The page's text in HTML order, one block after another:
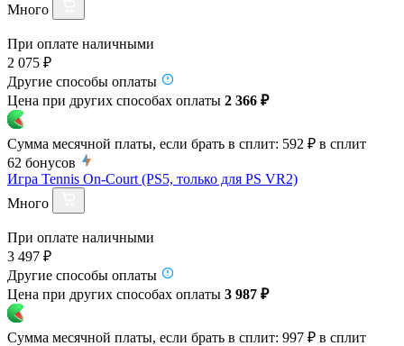
Много
При оплате наличными
2 075 ₽
Другие способы оплаты
Цена при других способах оплаты 2 366 ₽
Сумма месячной платы, если брать в сплит: 592 ₽ в сплит
62 бонусов
Игра Tennis On-Court (PS5, только для PS VR2)
Много
При оплате наличными
3 497 ₽
Другие способы оплаты
Цена при других способах оплаты 3 987 ₽
Сумма месячной платы, если брать в сплит: 997 ₽ в сплит